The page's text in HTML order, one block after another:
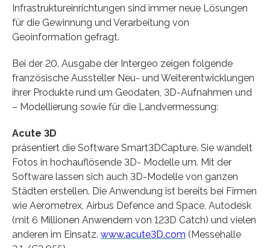
Infrastruktureinrichtungen sind immer neue Lösungen
für die Gewinnung und Verarbeitung von
Geoinformation gefragt.
Bei der 20. Ausgabe der Intergeo zeigen folgende
französische Aussteller Neu- und Weiterentwicklungen
ihrer Produkte rund um Geodaten, 3D-Aufnahmen und
– Modellierung sowie für die Landvermessung:
Acute 3D
präsentiert die Software Smart3DCapture. Sie wandelt
Fotos in hochauflösende 3D- Modelle um. Mit der
Software lassen sich auch 3D-Modelle von ganzen
Städten erstellen. Die Anwendung ist bereits bei Firmen
wie Aerometrex, Airbus Defence and Space, Autodesk
(mit 6 Millionen Anwendern von 123D Catch) und vielen
anderen im Einsatz. www.acute3D.com (Messehalle